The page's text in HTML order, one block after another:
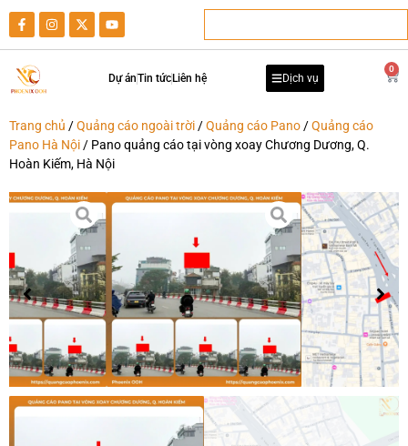
Dự ánTin tức Liên hệ Dịch vụ
0
Trang chủ /Quảng cáo ngoài trời /Quảng cáo Pano /Quảng cáo
Pano Hà Nội / Pano quảng cáo tại vòng xoay Chương Dương, Q.
Hoàn Kiếm, Hà Nội